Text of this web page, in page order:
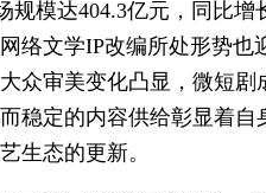
规模达404.3亿元，同比
络文学IP改编所处形势
众审美变化凸显，微短
稳定的内容供给彰显着
生态的更新。